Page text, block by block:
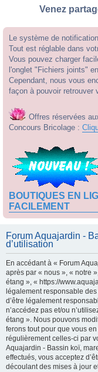
Venez
Le système de
Tout est réglable dans
Vous pouvez charger
l'onglet "Fichiers joints"
Cependant, nous vous
façon à pouvoir retrouver
Offres réservées
Concours Bricolage :
BOUTIQUES EN
FACILEMENT
Forum Aquajardin -
d’utilisation
En accédant à « Forum
après par « nous », « notre
étang », « https://
légalement responsable
d’être légalement
n’accédez pas et/ou
étang ». Nous pouvons
ferons tout pour que vous
régulièrement celles-ci par
Aquajardin - Bassin koï,
effectués, vous acceptez
découlant des mises à jour